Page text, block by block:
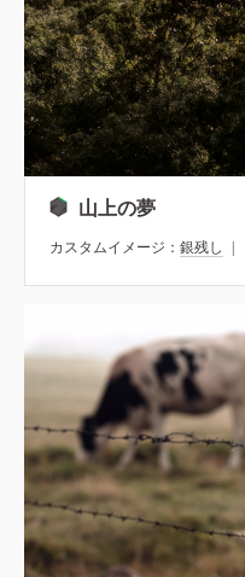
山上の夢
カスタムイメージ： 銀残し